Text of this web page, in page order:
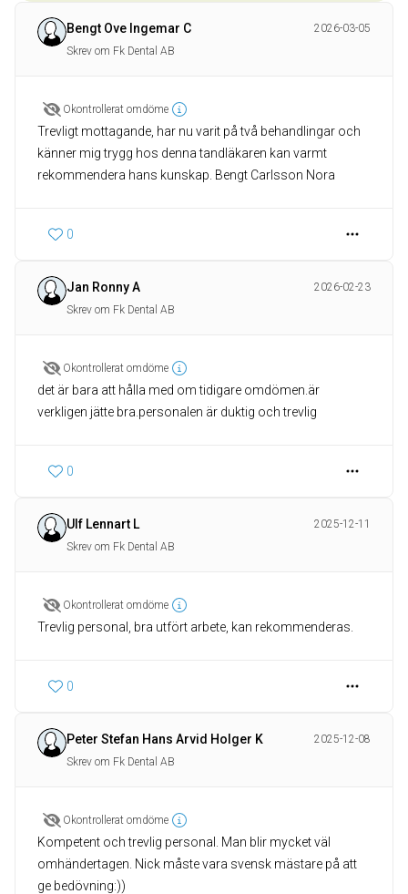
Bengt Ove Ingemar C
2026-03-05
Skrev om Fk Dental AB
Okontrollerat omdöme
Trevligt mottagande, har nu varit på två behandlingar och
känner mig trygg hos denna tandläkaren kan varmt
rekommendera hans kunskap. Bengt Carlsson Nora
0
Jan Ronny A
2026-02-23
Skrev om Fk Dental AB
Okontrollerat omdöme
det är bara att hålla med om tidigare omdömen.är
verkligen jätte bra.personalen är duktig och trevlig
0
Ulf Lennart L
2025-12-11
Skrev om Fk Dental AB
Okontrollerat omdöme
Trevlig personal, bra utfört arbete, kan rekommenderas.
0
Peter Stefan Hans Arvid Holger K
2025-12-08
Skrev om Fk Dental AB
Okontrollerat omdöme
Kompetent och trevlig personal. Man blir mycket väl
omhändertagen. Nick måste vara svensk mästare på att
ge bedövning:))